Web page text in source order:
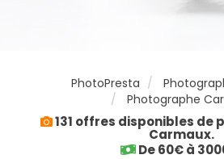
PhotoPresta
Photographe
131 offres disponibles de
Carmaux.
De 60€ à